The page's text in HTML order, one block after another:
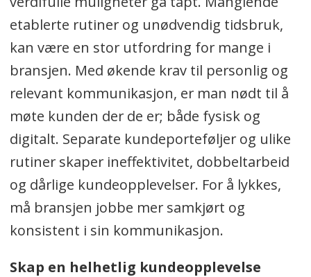
etablerte rutiner og unødvendig tidsbruk,
kan være en stor utfordring for mange i
bransjen. Med økende krav til personlig og
relevant kommunikasjon, er man nødt til å
møte kunden der de er; både fysisk og
digitalt. Separate kundeporteføljer og ulike
rutiner skaper ineffektivitet, dobbeltarbeid
og dårlige kundeopplevelser. For å lykkes,
må bransjen jobbe mer samkjørt og
konsistent i sin kommunikasjon.
Skap en helhetlig kundeopplevelse